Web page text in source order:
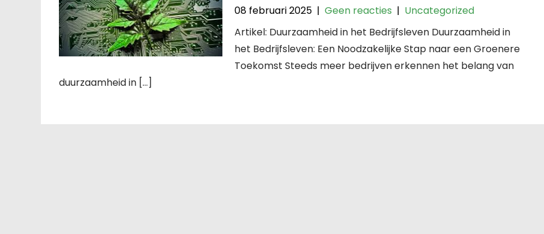
08 februari 2025 |Geen reacties | Uncategorized
Artikel: Duurzaamheid in het Bedrijfsleven Duurzaamheid in
het Bedrijfsleven: Een Noodzakelijke Stap naar een Groenere
Toekomst Steeds meer bedrijven erkennen het belang van
duurzaamheid in […]